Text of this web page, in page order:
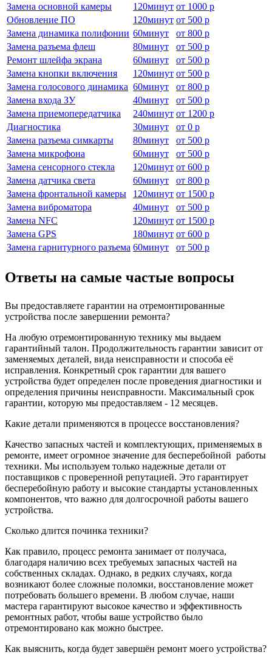
Замена основной камеры
120минут от 1000 р
Обновление ПО
120минут от 500 р
Замена динамика полифонии 60минут от 800 р
Замена разъема флеш
80минут от 500 р
Ремонт шлейфа экрана
60минут от 500 р
Замена кнопки включения
120минут от 500 р
Замена голосового динамика 60минут от 800 р
Замена входа ЗУ
40минут от 500 р
Замена приемопередатчика
240минут от 1200 р
Диагностика
30минут от 0 р
Замена разъема симкарты
80минут от 500 р
Замена микрофона
60минут от 500 р
Замена сенсорного стекла
120минут от 600 р
Замена датчика света
60минут от 800 р
Замена фронтальной камеры
120минут от 1500 р
Замена виброматора
40минут от 500 р
Замена NFC
120минут от 1500 р
Замена GPS
180минут от 600 р
Замена гарнитурного разъема 60минут от 500 р
Ответы на самые частые вопросы
Вы предоставляете гарантии на отремонтированные
устройства после завершении ремонта?
На любую отремонтированную технику мы выдаем
гарантийный талон. Продолжительность гарантии зависит от
заменяемых деталей, вида неисправности и способа её
исправления. Конкретный срок гарантии для вашего
устройства будет определен после проведения диагностики и
определения причины неисправности. Максимальный срок
гарантии, которую мы предоставляем - 12 месяцев.
Какие детали применяются в процессе восстановления?
Качество запасных частей и комплектующих, применяемых в
ремонте, имеет огромное значение для бесперебойной работы
техники. Мы используем только надежные детали от
поставщиков с проверенной репутацией. Это гарантирует
бесперебойную работу и высокие стандарты установленных
компонентов, что важно для долгосрочной работы вашего
устройства.
Сколько длится починка техники?
Как правило, процесс ремонта занимает от получаса,
благодаря наличию всех требуемых запасных частей на
собственных складах. Однако, в редких случаях, когда
возникают более сложные поломки, восстановление может
потребовать большего времени. В любом случае, наши
мастера гарантируют высокое качество и эффективность
ремонтных работ, чтобы ваше устройство было
отремонтировано как можно быстрее.
Как выяснить, когда будет завершён ремонт моего устройства?